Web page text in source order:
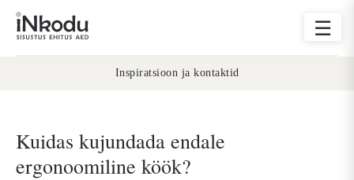
☰
Inspiratsioon ja kontaktid
Kuidas kujundada endale
ergonoomiline köök?